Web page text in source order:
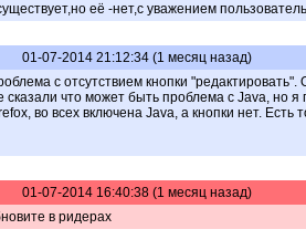
её -нет,с уважением пользователь
01-07-2014 21:12:34 (1 месяц назад)
с отсутствием кнопки
что может быть проблема с Java, но
во всех включена Java, а кнопки нет. Есть
01-07-2014 16:40:38 (1 месяц назад)
в ридерах